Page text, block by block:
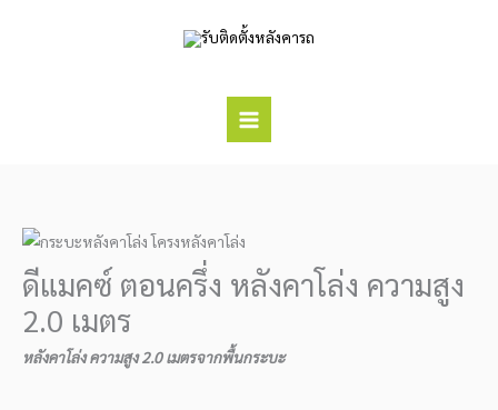
ดีแมคซ์ ตอนครึ่ง หลังคาโล่ง ความสูง
2.0 เมตร
หลังคาโล่ง ความสูง 2.0 เมตรจากพื้นกระบะ